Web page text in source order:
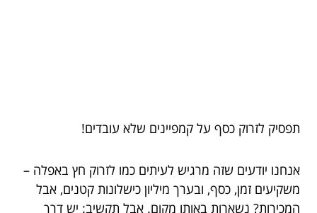
תפסיק לזרוק כסף על קמפיינים שלא עובדים!
אנחנו יודעים שזה מרגיש לעיתים כמו לזרוק חץ באפלה –
משקיעים זמן, כסף, ובערך מיליון כישלונות קטנים, אבל
המכירות? נשארות באותו מקום. אבל תקשיב: יש דרך